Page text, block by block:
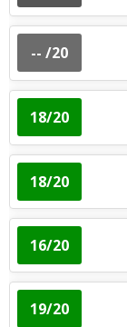
-- /20
18/20
18/20
16/20
19/20